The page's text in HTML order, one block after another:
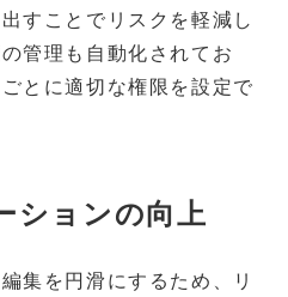
すことでリスクを軽減し
管理も自動化されてお
とに適切な権限を設定で
ションの向上
集を円滑にするため、リ